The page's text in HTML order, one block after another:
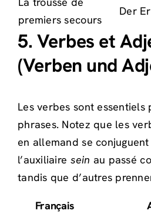
premiers secours
Der
5. Verbes et
(Verben und
Les verbes sont
phrases. Notez que les
en allemand se
l’auxiliaire sein au passé
tandis que d’autres
Français